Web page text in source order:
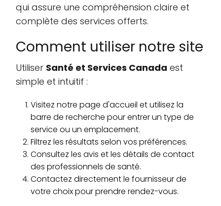
qui assure une compréhension claire et
complète des services offerts.
Comment utiliser notre site
Utiliser Santé et Services Canada est
simple et intuitif :
Visitez notre page d'accueil et utilisez la
barre de recherche pour entrer un type de
service ou un emplacement.
Filtrez les résultats selon vos préférences.
Consultez les avis et les détails de contact
des professionnels de santé.
Contactez directement le fournisseur de
votre choix pour prendre rendez-vous.